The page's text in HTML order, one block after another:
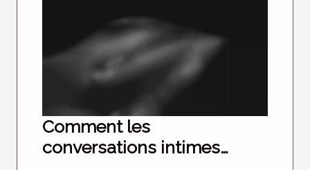
Comment les
conversations intimes